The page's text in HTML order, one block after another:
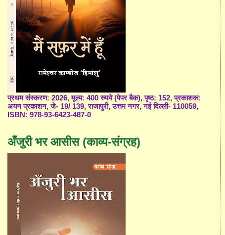
प्रथम संस्करण: 2026, मूल्य: 400 रुपये (पेपर बैक), पृष्ठ: 152, प्रकाशक:
अयन प्रकाशन, जे- 19/ 139, राजापुरी, उत्तम नगर, नई दिल्ली- 110059,
ISBN: 978-93-6423-487-0
अँजुरी भर आसीस (काव्य-संग्रह)